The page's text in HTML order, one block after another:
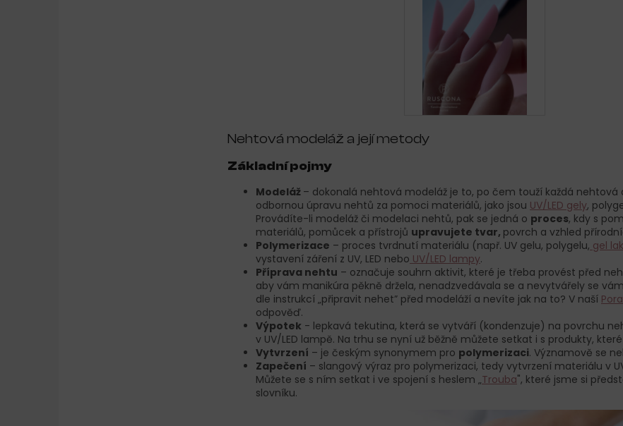
Nehtová modeláž a její metody
Základní pojmy
Modeláž – dokonalá nehtová modeláž je to, po čem touží každá nehtová
odbornou úpravu nehtů za pomoci materiálů, jako jsou UV/LED gely,
Provádíte-li modeláž či modelaci nehtů, pak se jedná o proces, kdy s
materiálů, pomůcek a přístrojů upravujete tvar, povrch a vzhled
Polymerizace – proces tvrdnutí materiálu (např. UV gelu, polygelu, gel
vystavení záření z UV, LED nebo UV/LED lampy.
Příprava nehtu – označuje souhrn aktivit, které je třeba provést před
aby vám manikúra pěkně držela, nenadzvedávala se a nevytvářely se
dle instrukcí „připravit nehet” před modeláží a nevíte jak na to? V naší
odpověď.
Výpotek - lepkavá tekutina, která se vytváří (kondenzuje) na povrchu
v UV/LED lampě. Na trhu se nyní už běžně můžete setkat i s produkty,
Vytvrzení – je českým synonymem pro polymerizaci. Významově se
Zapečení – slangový výraz pro polymerizaci, tedy vytvrzení materiálu v
Můžete se s ním setkat i ve spojení s heslem „Trouba", které jsme si
slovníku.